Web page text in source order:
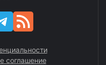
соглашение